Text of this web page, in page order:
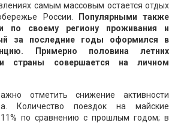
самым массовым остается отдых
России.
Популярными также
по своему региону проживания и
за последние годы оформился в
Примерно половина летних
страны совершается на личном
отметить снижение активности
Количество поездок на майские
по сравнению с прошлым годом; в